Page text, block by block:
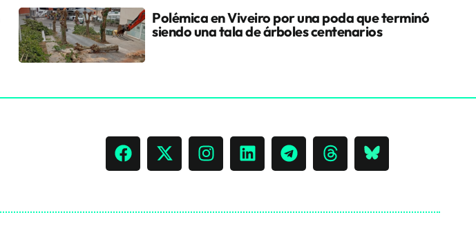
Polémica en Viveiro por una poda que terminó
siendo una tala de árboles centenarios